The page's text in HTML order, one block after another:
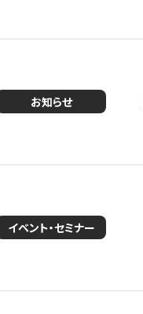
お知らせ
イベント・セミナー